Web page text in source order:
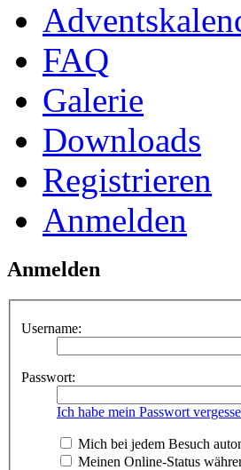
FAQ
Galerie
Downloads
Registrieren
Anmelden
Anmelden
Username:
Passwort:
Ich habe mein Passwort
Mich bei jedem Besuch
Meinen Online-Status